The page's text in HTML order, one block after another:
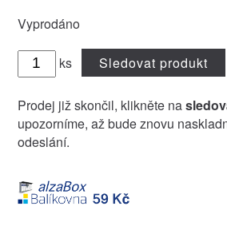
Vyprodáno
ks Sledovat produkt
Prodej již skončil, klikněte na
upozorníme, až bude znovu
odeslání.